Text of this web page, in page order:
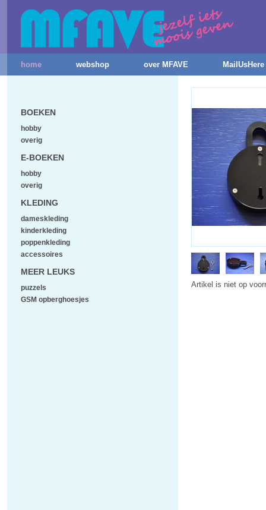
home webshop over MFAVE MailUsHere
Artikel is niet op
BOEKEN
hobby
overig
E-BOEKEN
hobby
overig
KLEDING
dameskleding
kinderkleding
poppenkleding
accessoires
MEER LEUKS
puzzels
GSM opberghoesjes